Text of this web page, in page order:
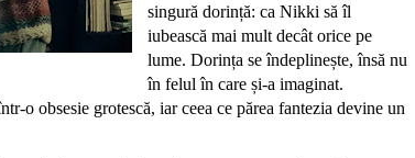
singură dorință: ca Nikki să îl
iubească mai mult decât orice pe
lume. Dorința se îndeplinește, însă nu
în felul în care și-a imaginat.
o obsesie grotescă, iar ceea ce părea fantezia devine un